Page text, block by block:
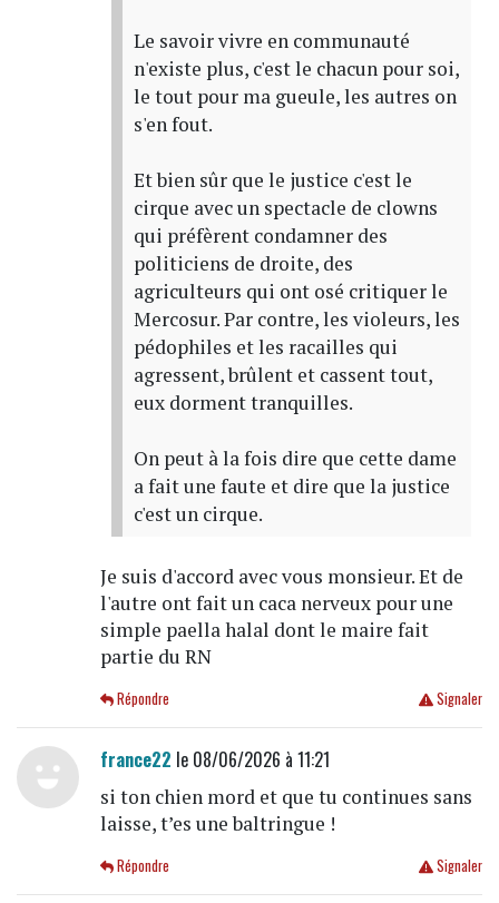
Le savoir vivre en communauté
n'existe plus, c'est le chacun pour soi,
le tout pour ma gueule, les autres on
s'en fout.
Et bien sûr que le justice c'est le
cirque avec un spectacle de clowns
qui préfèrent condamner des
politiciens de droite, des
agriculteurs qui ont osé critiquer le
Mercosur. Par contre, les violeurs, les
pédophiles et les racailles qui
agressent, brûlent et cassent tout,
eux dorment tranquilles.
On peut à la fois dire que cette dame
a fait une faute et dire que la justice
c'est un cirque.
Je suis d'accord avec vous monsieur. Et de
l'autre ont fait un caca nerveux pour une
simple paella halal dont le maire fait
partie du RN
Signaler
Répondre
france22 le 08/06/2026 à 11:21
si ton chien mord et que tu continues sans
laisse, t’es une baltringue !
Signaler
Répondre